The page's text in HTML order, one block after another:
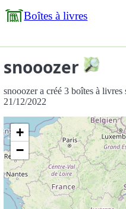
Boîtes à livres
snooozer
snooozer a créé 3 boîtes à
21/12/2022
+
−